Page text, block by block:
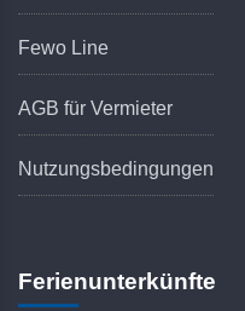
Fewo Line
AGB für Vermieter
Nutzungsbedingungen
Ferienunterkünfte